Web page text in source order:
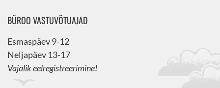
BÜROO VASTUVÕTUAJAD
Esmaspäev 9-12
Neljapäev 13-17
Vajalik eelregistreerimine!